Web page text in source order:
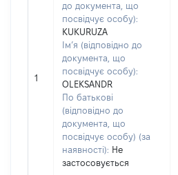
1
до документа, що
посвідчує особу):
KUKURUZA
Ім’я (відповідно до
документа, що
посвідчує особу):
OLEKSANDR
По батькові
(відповідно до
документа, що
посвідчує особу) (за
наявності): Не
застосовується